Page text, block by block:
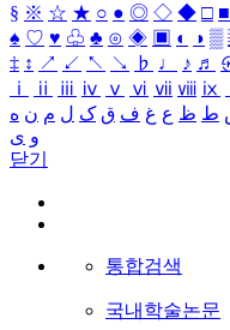
§ ※ ☆ ★ ○ ● ◎ ◇ ◆ □ ■
♠ ♡ ♥ ♧ ♣ ⊙ ◈ ▣ ◐ ◑ ▒
‡ ↕ ↗ ↙ ↖ ↘ ♭ ♩ ♪ ♬
ⅰ
ⅱ ⅲ ⅳ ⅴ ⅵ ⅶ ⅷ ⅸ
ط ظ ع غ ف ق ک ل م ن ه
و ی
닫기
통합검색
국내학술논문